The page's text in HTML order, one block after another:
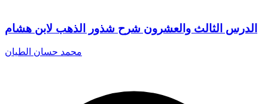
الدرس الثالث والعشرون شرح شذور الذهب لابن هشام
محمد حسان الطيان